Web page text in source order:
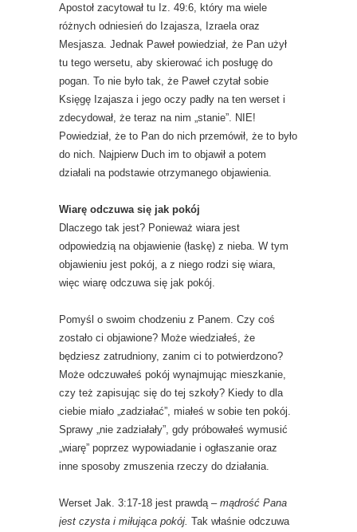
Apostoł zacytował tu Iz. 49:6, który ma wiele
różnych odniesień do Izajasza, Izraela oraz
Mesjasza. Jednak Paweł powiedział, że Pan użył
tu tego wersetu, aby skierować ich posługę do
pogan. To nie było tak, że Paweł czytał sobie
Księgę Izajasza i jego oczy padły na ten werset i
zdecydował, że teraz na nim „stanie”. NIE!
Powiedział, że to Pan do nich przemówił, że to było
do nich. Najpierw Duch im to objawił a potem
działali na podstawie otrzymanego objawienia.
Wiarę odczuwa się jak pokój
Dlaczego tak jest? Ponieważ wiara jest
odpowiedzią na objawienie (łaskę) z nieba. W tym
objawieniu jest pokój, a z niego rodzi się wiara,
więc wiarę odczuwa się jak pokój.
Pomyśl o swoim chodzeniu z Panem. Czy coś
zostało ci objawione? Może wiedziałeś, że
będziesz zatrudniony, zanim ci to potwierdzono?
Może odczuwałeś pokój wynajmując mieszkanie,
czy też zapisując się do tej szkoły? Kiedy to dla
ciebie miało „zadziałać”, miałeś w sobie ten pokój.
Sprawy „nie zadziałały”, gdy próbowałeś wymusić
„wiarę” poprzez wypowiadanie i ogłaszanie oraz
inne sposoby zmuszenia rzeczy do działania.
Werset Jak. 3:17-18 jest prawdą – mądrość Pana
jest czysta i miłująca pokój. Tak właśnie odczuwa